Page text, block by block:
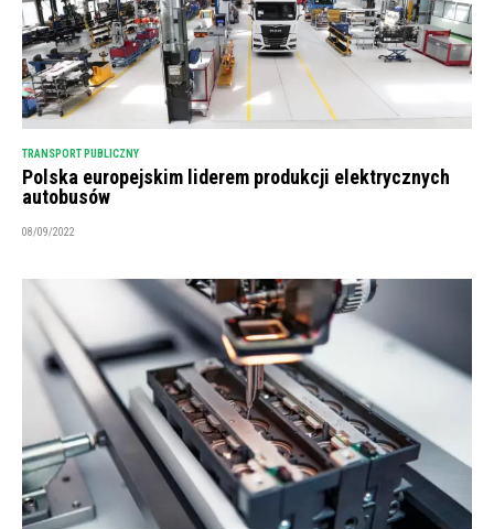
TRANSPORT PUBLICZNY
Polska europejskim liderem produkcji elektrycznych
autobusów
08/09/2022